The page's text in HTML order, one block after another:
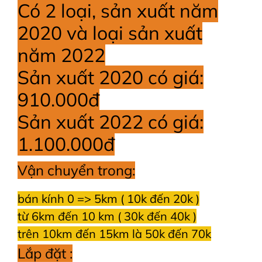
Có 2 loại, sản xuất năm
2020 và loại sản xuất
năm 2022
Sản xuất 2020 có giá:
910.000đ
Sản xuất 2022 có giá:
1.100.000đ
Vận chuyển trong:
bán kính 0 => 5km ( 10k đến 20k )
từ 6km đến 10 km ( 30k đến 40k )
trên 10km đến 15km là 50k đến 70k
Lắp đặt :